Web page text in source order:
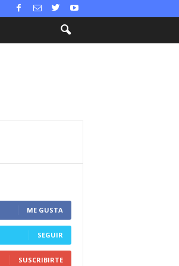
ME GUSTA
SEGUIR
SUSCRIBIRTE